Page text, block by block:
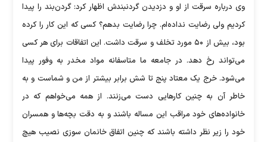
وی درباره سرقت از او و دزدیدن گردنبندش اظهار کرد: گردن‌بند را پیدا
کردیم ولی رضایت نداده‌ام. چرا رضایت بدهم؟ کسی که این کار را کرده
بود، بیش از ۵۰ مورد تخلف و سرقت داشت. این اتفاقات برای هر کسی
می‌تواند رخ دهد. در جامعه ما متاسفانه مواد مخدر به وفور پیدا
می‌شود. خرج یک معتاد پنج تا شش برابر بیشتر از من و شماست و به
خاطر آن به چنین کارهایی دست می‌زنند. از همه می‌خواهم که در
خانواده‌های خود مراقب این مساله باشند و به دقت بچه‌ها و همسران
خود را زیر نظر داشته باشند که چنین اتفاق خانمان سوزی نصیب هیچ